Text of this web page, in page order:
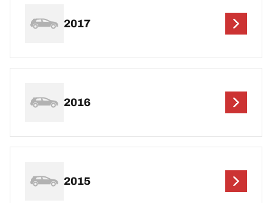
2017
2016
2015